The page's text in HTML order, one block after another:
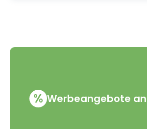
% Werbeangebote an